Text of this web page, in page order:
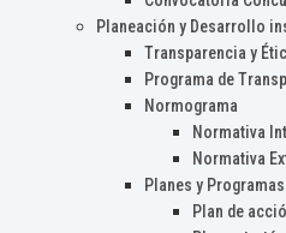
Planeación y Desarrollo
Transparencia y
Programa de
Normograma
Normativa
Normativa
Planes y Programas
Plan de